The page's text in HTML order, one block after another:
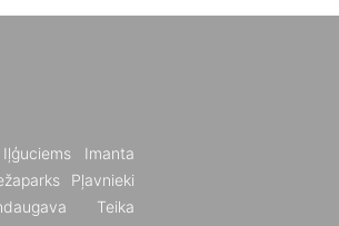
Iļģuciems
Imanta
Pļavnieki
Teika